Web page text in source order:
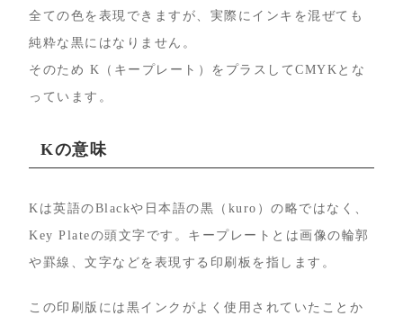
全ての色を表現できますが、実際にインキを混ぜても
純粋な黒にはなりません。
そのため K（キープレート）をプラスしてCMYKとな
っています。
Kの意味
Kは英語のBlackや日本語の黒（kuro）の略ではなく、
Key Plateの頭文字です。キープレートとは画像の輪郭
や罫線、文字などを表現する印刷板を指します。
この印刷版には黒インクがよく使用されていたことか